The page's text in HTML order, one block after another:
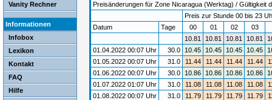
Vanity Rechner
Informationen
Infobox
Lexikon
Kontakt
FAQ
Hilfe
Preisänderungen für Zone Nicaragua (Werktag) / Gültigkeit
Preis zur Stunde 00 bis 23
Datum
Tage 00 01 02 03
10.81
10.81 10.81 10.81
01.04.2022 00:07 Uhr
30.0 10.45 10.45 10.45 10.45
01.05.2022 00:07 Uhr
31.0 11.44 11.44 11.44 11.44
01.06.2022 00:07 Uhr
30.0 10.86 10.86 10.86 10.86
01.07.2022 01:07 Uhr
31.0 11.08 11.08 11.08 11.08
01.08.2022 00:07 Uhr
31.0 11.79 11.79 11.79 11.79